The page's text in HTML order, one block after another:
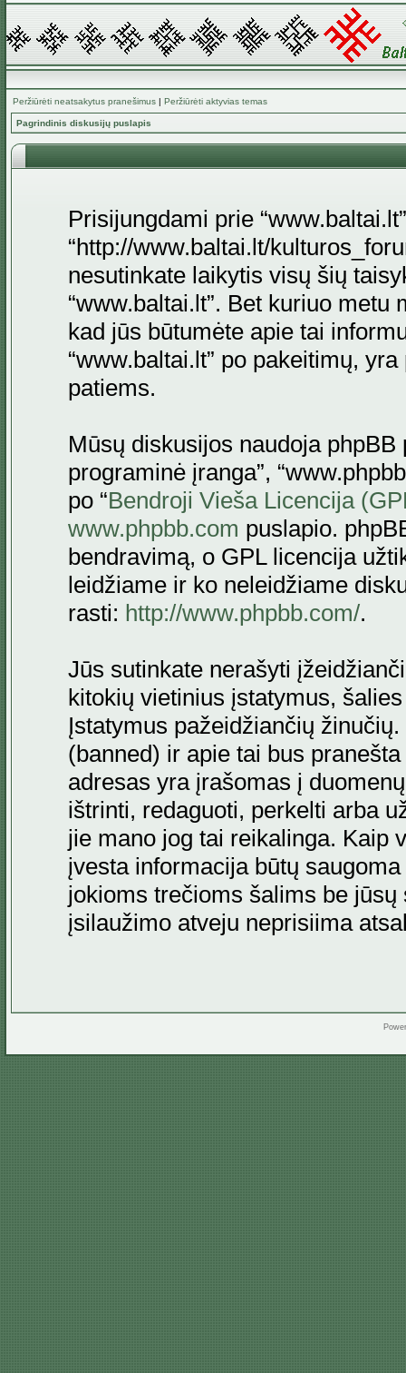
Peržiūrėti neatsakytus pranešimus | Peržiūrėti aktyvias temas
Pagrindinis diskusijų puslapis
Prisijungdami prie
“http://www.baltai.lt/
nesutinkate laikytis visų šių
“www.baltai.lt”. Bet kuriuo
kad jūs būtumėte apie tai
“www.baltai.lt” po pakeitimų,
patiems.
Mūsų diskusijos naudoja phpBB
programinė įranga”,
po “Bendroji Vieša Licencija
www.phpbb.com puslapio.
bendravimą, o GPL licencija
leidžiame ir ko neleidžiame
rasti: http://www.phpbb.com/.
Jūs sutinkate nerašyti
kitokių vietinius įstatymus,
Įstatymus pažeidžiančių
(banned) ir apie tai bus
adresas yra įrašomas į
ištrinti, redaguoti, perkelti arba
jie mano jog tai reikalinga. Kaip
įvesta informacija būtų
jokioms trečioms šalims be jūsų
įsilaužimo atveju neprisiima